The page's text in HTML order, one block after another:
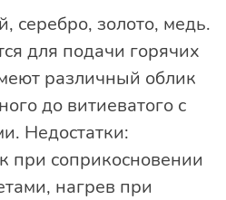
серебро, золото, медь.
для подачи горячих
различный облик
до витиеватого с
Недостатки:
при соприкосновении
нагрев при